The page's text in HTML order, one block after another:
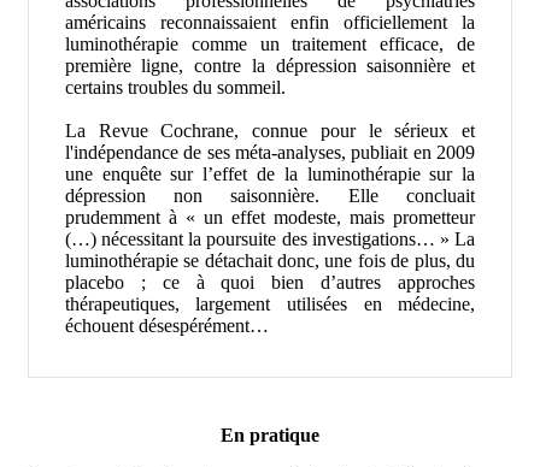
américains reconnaissaient enfin officiellement la
luminothérapie comme un traitement efficace, de
première ligne, contre la dépression saisonnière et
certains troubles du sommeil.
La Revue Cochrane, connue pour le sérieux et
l'indépendance de ses méta-analyses, publiait en 2009
une enquête sur l’effet de la luminothérapie sur la
dépression non saisonnière. Elle concluait
prudemment à « un effet modeste, mais prometteur
(…) nécessitant la poursuite des investigations… » La
luminothérapie se détachait donc, une fois de plus, du
placebo ; ce à quoi bien d’autres approches
thérapeutiques, largement utilisées en médecine,
échouent désespérément…
En pratique